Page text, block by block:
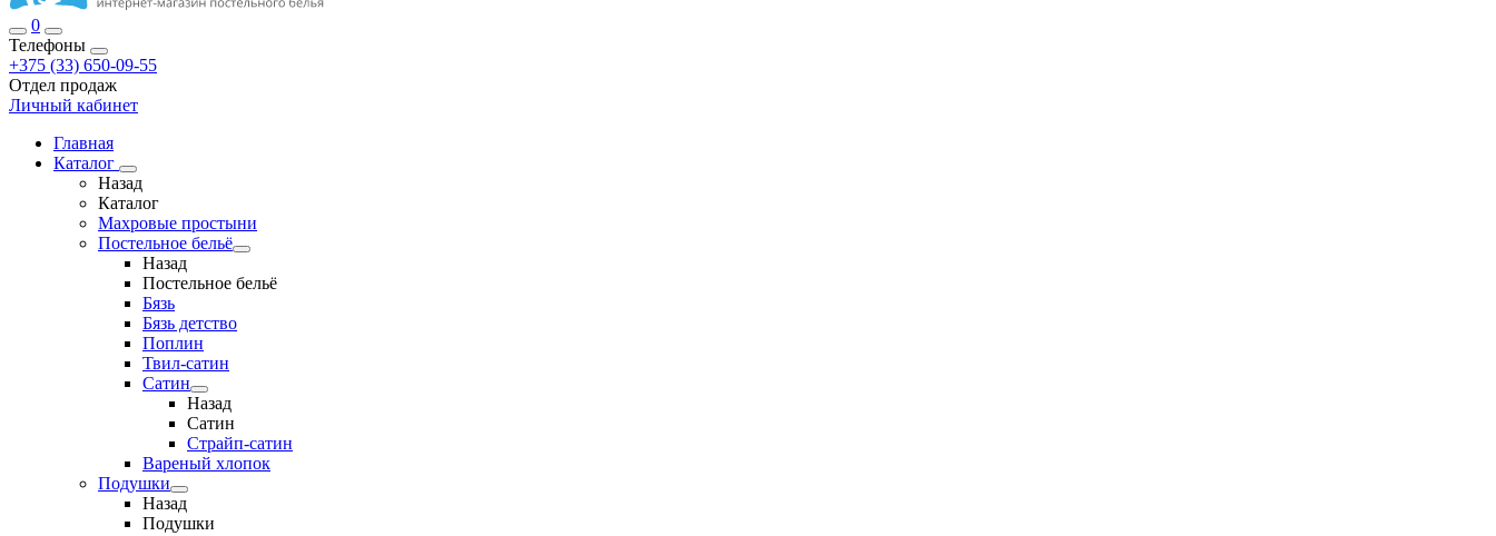
0
Телефоны
+375 (33) 650-09-55
Отдел продаж
Личный кабинет
Главная
Каталог
Назад
Каталог
Махровые простыни
Постельное бельё
Назад
Постельное бельё
Бязь
Бязь детство
Поплин
Твил-сатин
Сатин
Назад
Сатин
Страйп-сатин
Вареный хлопок
Подушки
Назад
Подушки